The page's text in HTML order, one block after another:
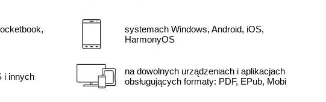
i innych
systemach Windows, Android, iOS,
HarmonyOS
na dowolnych urządzeniach i aplikacjach
obsługujących formaty: PDF, EPub, Mobi